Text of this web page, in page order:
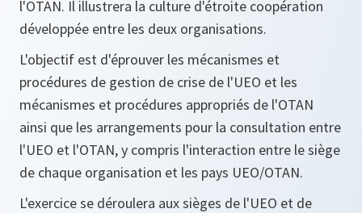
l'OTAN. Il illustrera la culture d'étroite coopération
développée entre les deux organisations.
L'objectif est d'éprouver les mécanismes et
procédures de gestion de crise de l'UEO et les
mécanismes et procédures appropriés de l'OTAN
ainsi que les arrangements pour la consultation entre
l'UEO et l'OTAN, y compris l'interaction entre le siège
de chaque organisation et les pays UEO/OTAN.
L'exercice se déroulera aux sièges de l'UEO et de